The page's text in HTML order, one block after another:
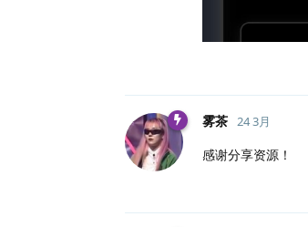
雾茶 24 3月
感谢分享资源！